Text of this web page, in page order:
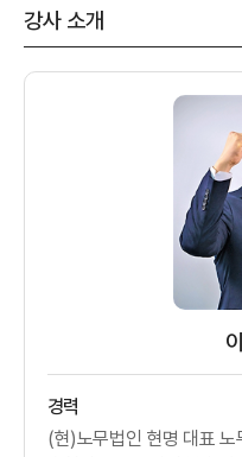
강사 소개
경력
(현)노무법인 현명 대표 노